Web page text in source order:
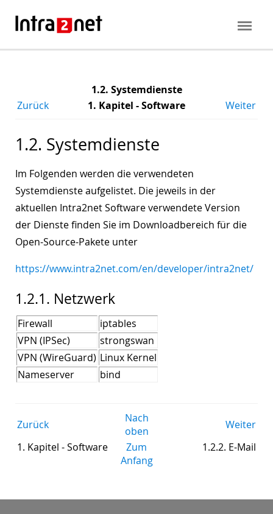
1.2. Systemdienste
Zurück
1. Kapitel - Software Weiter
1.2. Systemdienste
Im Folgenden werden die verwendeten
Systemdienste aufgelistet. Die jeweils in der
aktuellen Intra2net Software verwendete Version
der Dienste finden Sie im Downloadbereich für die
Open-Source-Pakete unter
https://www.intra2net.com/en/developer/intra2net/
1.2.1. Netzwerk
Firewall
iptables
VPN (IPSec)
strongswan
VPN (WireGuard) Linux Kernel
Nameserver
bind
Zurück
Nach
oben
Weiter
1. Kapitel - Software
Zum
Anfang
1.2.2. E-Mail